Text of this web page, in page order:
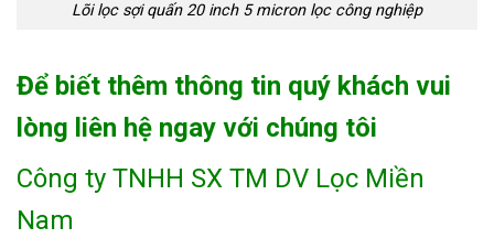
Lõi lọc sợi quấn 20 inch 5 micron lọc công nghiệp
Để biết thêm thông tin quý khách vui
lòng liên hệ ngay với chúng tôi
Công ty TNHH SX TM DV Lọc Miền
Nam